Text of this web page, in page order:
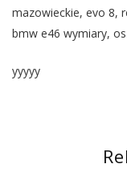
mazowieckie, evo 8,
bmw e46 wymiary,
yyyyy